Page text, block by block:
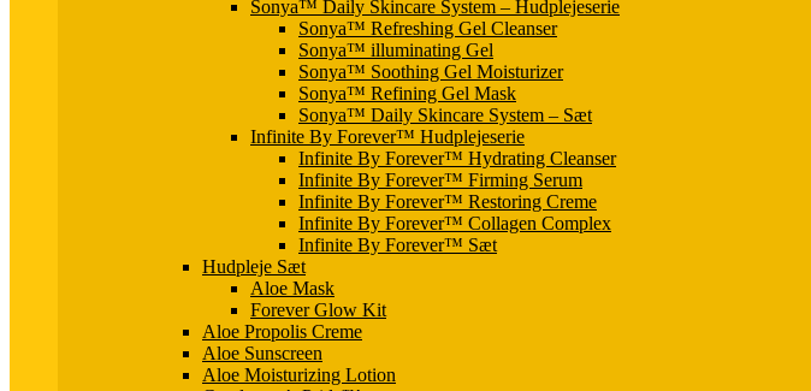
Sonya™ Daily Skincare System – Hudplejeserie
Sonya™ Refreshing Gel Cleanser
Sonya™ illuminating Gel
Sonya™ Soothing Gel Moisturizer
Sonya™ Refining Gel Mask
Sonya™ Daily Skincare System – Sæt
Infinite By Forever™ Hudplejeserie
Infinite By Forever™ Hydrating Cleanser
Infinite By Forever™ Firming Serum
Infinite By Forever™ Restoring Creme
Infinite By Forever™ Collagen Complex
Infinite By Forever™ Sæt
Hudpleje Sæt
Aloe Mask
Forever Glow Kit
Aloe Propolis Creme
Aloe Sunscreen
Aloe Moisturizing Lotion